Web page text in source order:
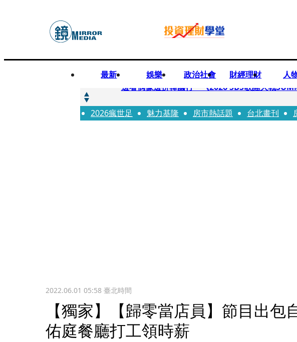
最新 娛樂 政治社會 財經理財 人
快訊
邊看偶像邊拚韓國行 《2026 SBS歌謠大戰
快訊
代誌大條火急跳船？ 宏碁派任李文詳接掌兆基
2026瘋世足 魅力基隆 房市熱話題 台北畫刊
2022.06.01 05:58臺北時間
【獨家】【歸零當店員】節目出
佑庭餐廳打工領時薪